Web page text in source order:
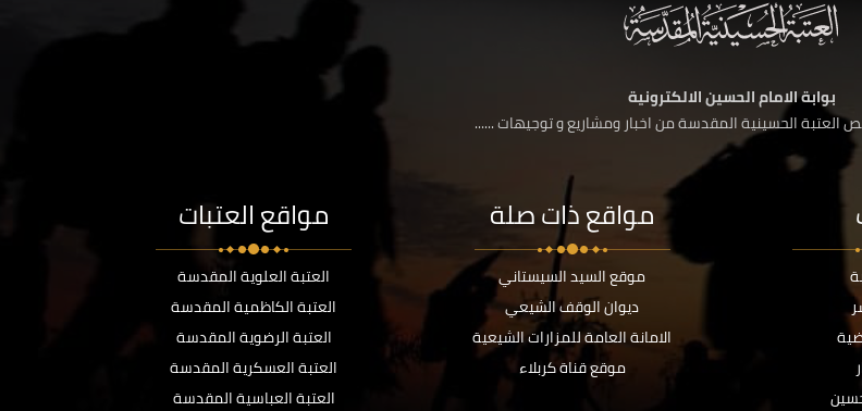
بوابة الامام الحسين الالكترونية
العتبة الحسينية المقدسة من اخبار ومشاريع و توجيهات ......
مواقع ذات صلة
موقع السيد السيستاني
ديوان الوقف الشيعي
الامانة العامة للمزارات الشيعية
موقع قناة كربلاء
مواقع العتبات
العتبة العلوية المقدسة
العتبة الكاظمية المقدسة
العتبة الرضوية المقدسة
العتبة العسكرية المقدسة
العتبة العباسية المقدسة